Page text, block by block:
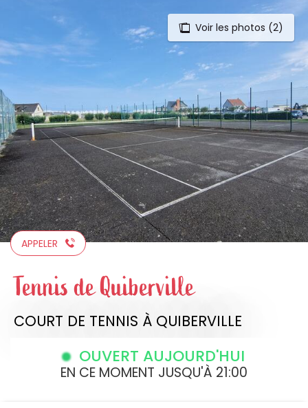
au
contenu
Voir les photos (2)
APPELER
Tennis de Quiberville
COURT DE TENNIS À QUIBERVILLE
OUVERT AUJOURD'HUI
EN CE MOMENT JUSQU'À 21:00